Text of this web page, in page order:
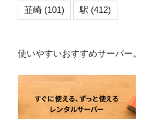
韮崎 (101) 駅 (412)
使いやすいおすすめサーバー。